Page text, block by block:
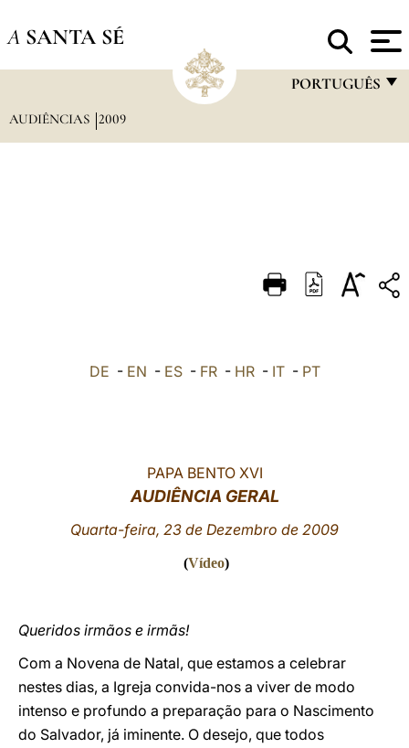
A SANTA SÉ
PORTUGUÊS
DEUTSCH
العربيّة
AUDIÊNCIAS 2009
DE - EN - ES- FR- HR- IT- PT
PAPA BENTO XVI
AUDIÊNCIA GERAL
Quarta-feira, 23 de Dezembro de 2009
(Vídeo)
Queridos irmãos e irmãs!
Com a Novena de Natal, que estamos a celebrar
nestes dias, a Igreja convida-nos a viver de modo
intenso e profundo a preparação para o Nascimento
do Salvador, já iminente. O desejo, que todos